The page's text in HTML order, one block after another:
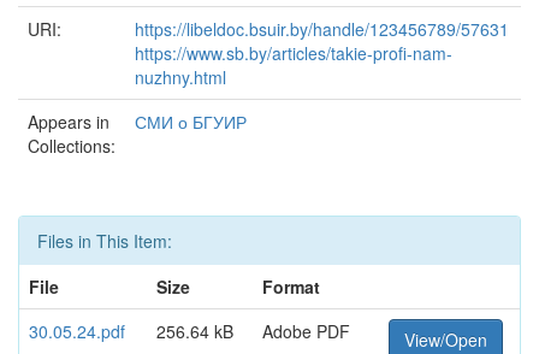
URI:
https://libeldoc.bsuir.by/handle/123456789/57631
https://www.sb.by/articles/takie-profi-nam-
nuzhny.html
Appears in
Collections:
СМИ о БГУИР
Files in This Item:
File
Size
Format
30.05.24.pdf
256.64 kB Adobe PDF View/Open